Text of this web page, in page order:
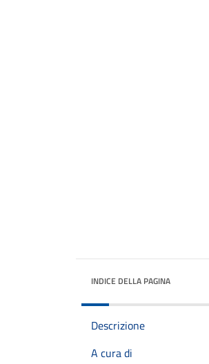
INDICE DELLA PAGINA
Descrizione
A cura di